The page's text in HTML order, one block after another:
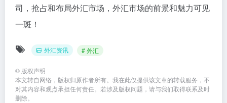
司，抢占和布局外汇市场，外汇市场的前景和魅力可见
一斑！
外汇资讯 # 外汇
© 版权声明
本文转自网络，版权归原作者所有。我在此仅提供该文章的转载服务，不
对其内容和观点承担任何责任。若涉及版权问题，请与我们取得联系及时
删除。